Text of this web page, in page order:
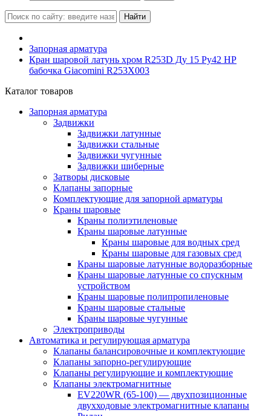
Найти
Запорная арматура
Кран шаровой латунь хром R253D Ду 15 Ру42 НР
бабочка Giacomini R253X003
Каталог товаров
Запорная арматура
Задвижки
Задвижки латунные
Задвижки стальные
Задвижки чугунные
Задвижки шиберные
Затворы дисковые
Клапаны запорные
Комплектующие для запорной арматуры
Краны шаровые
Краны полиэтиленовые
Краны шаровые латунные
Краны шаровые для водных сред
Краны шаровые для газовых сред
Краны шаровые латунные водоразборные
Краны шаровые латунные со спускным
устройством
Краны шаровые полипропиленовые
Краны шаровые стальные
Краны шаровые чугунные
Электроприводы
Автоматика и регулирующая арматура
Клапаны балансировочные и комплектующие
Клапаны запорно-регулирующие
Клапаны регулирующие и комплектующие
Клапаны электромагнитные
EV220WR (65-100) — двухпозиционные
двухходовые электромагнитные клапаны